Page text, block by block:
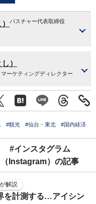
パスチャー代表取締役
）
ーケティングディレクター
#観光 #仙台・東北 #国内経済
#インスタグラム
（Instagram）の記事
解説
を計測する…アイシン